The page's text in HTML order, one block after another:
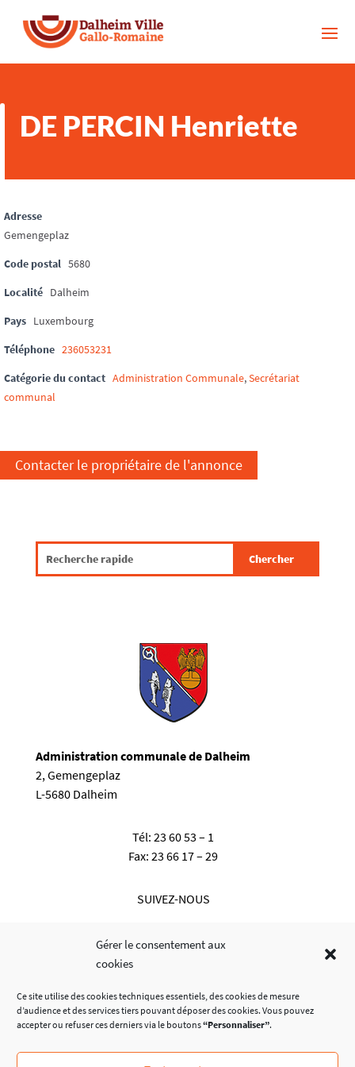
Gérer le consentement aux
cookies
Ce site utilise des cookies techniques essentiels, des cookies de mesure
d’audience et des services tiers pouvant déposer des cookies. Vous pouvez
accepter ou refuser ces derniers via le boutons“Personnaliser”.
DE PERCIN Henriette
Adresse
Gemengeplaz
Code postal 5680
Localité Dalheim
Pays Luxembourg
Téléphone 236053231
Catégorie du contact Administration Communale,Secrétariat
communal
Contacter le propriétaire de l'annonce
Administration communale de Dalheim
2, Gemengeplaz
L-5680 Dalheim
Tél:23 60 53 – 1
Fax:23 66 17 – 29
SUIVEZ-NOUS